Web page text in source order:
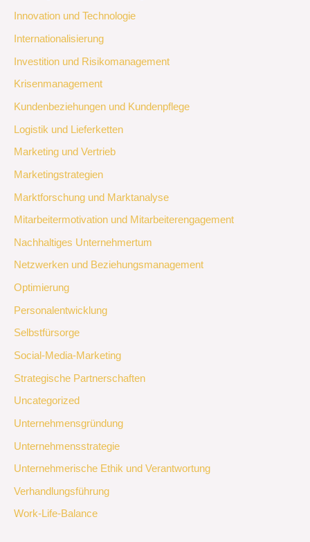
Innovation und Technologie
Internationalisierung
Investition und Risikomanagement
Krisenmanagement
Kundenbeziehungen und Kundenpflege
Logistik und Lieferketten
Marketing und Vertrieb
Marketingstrategien
Marktforschung und Marktanalyse
Mitarbeitermotivation und Mitarbeiterengagement
Nachhaltiges Unternehmertum
Netzwerken und Beziehungsmanagement
Optimierung
Personalentwicklung
Selbstfürsorge
Social-Media-Marketing
Strategische Partnerschaften
Uncategorized
Unternehmensgründung
Unternehmensstrategie
Unternehmerische Ethik und Verantwortung
Verhandlungsführung
Work-Life-Balance